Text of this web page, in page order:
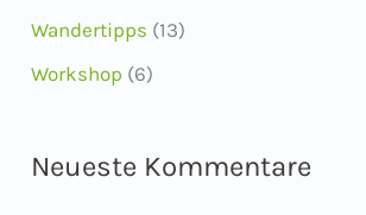
Wandertipps (13)
Workshop (6)
Neueste Kommentare